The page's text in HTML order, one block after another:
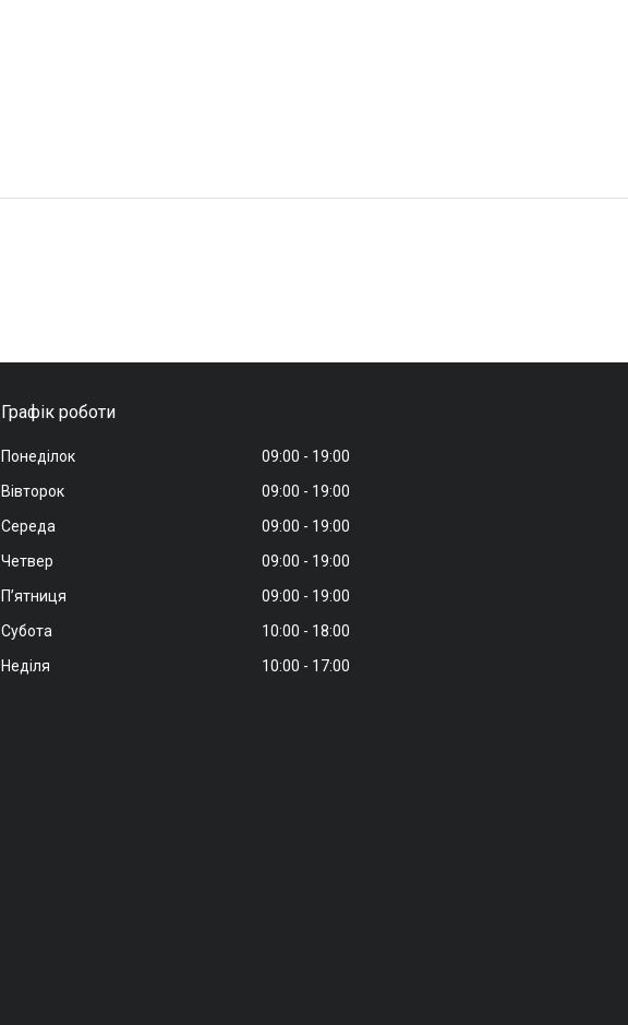
Графік роботи
Понеділок 09:00
19:00
Вівторок
09:00
19:00
Середа
09:00
19:00
Четвер
09:00
19:00
Пʼятниця
09:00
19:00
Субота
10:00
18:00
Неділя
10:00 17:00